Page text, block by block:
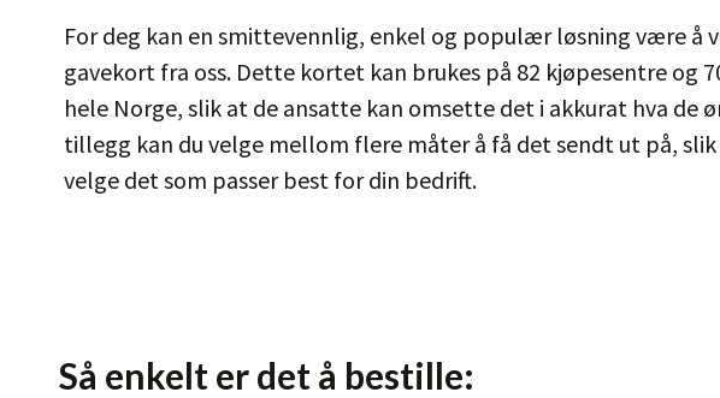
For deg kan en smittevennlig, enkel og populær løsning være å
gavekort fra oss. Dette kortet kan brukes på 82 kjøpesentre og
hele Norge, slik at de ansatte kan omsette det i akkurat hva de
tillegg kan du velge mellom flere måter å få det sendt ut på, slik
velge det som passer best for din bedrift.
Så enkelt er det å bestille: